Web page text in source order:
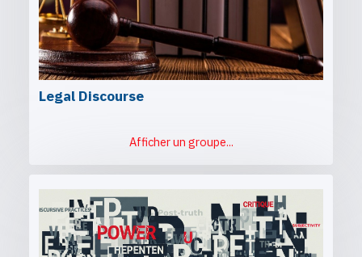
Legal Discourse
Afficher un groupe...